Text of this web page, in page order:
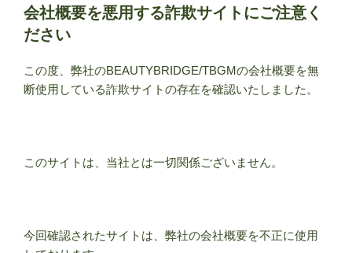
日:
会社概要を悪用する詐欺サイトにご注意く
ださい
この度、弊社のBEAUTYBRIDGE/TBGMの会社概要を無
断使用している詐欺サイトの存在を確認いたしました。
このサイトは、当社とは一切関係ございません。
今回確認されたサイトは、弊社の会社概要を不正に使用